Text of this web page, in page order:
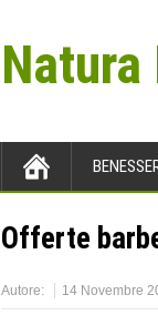
Natura
Offerte
Autore: 14 Novembre